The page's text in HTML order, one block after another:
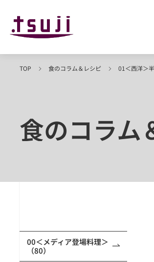
TOP 食のコラム＆レシピ 01＜西洋＞
食のコラム
00＜メディア登場料理＞
（80）